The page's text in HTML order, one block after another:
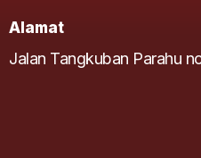
Alamat
Jalan Tangkuban Parahu